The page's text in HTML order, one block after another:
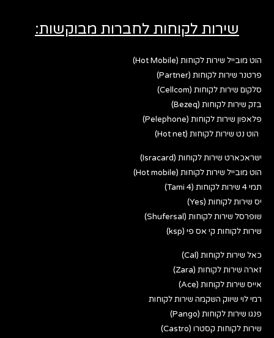
שירות לקוחות לחברות מבוקשות:
הוט מובייל שירות לקוחות (Hot Mobile)
פרטנר שירות לקוחות (Partner)
סלקום שירות לקוחות (Cellcom)
בזק שירות לקוחות (Bezeq)
פלאפון שירות לקוחות (Pelephone)
הוט נט שירות לקוחות (Hot net)
ישראכארט שירות לקוחות (Isracard)
הוט מובייל שירות לקוחות (Hot mobile)
תמי 4 שירות לקוחות (Tami 4)
יס שירות לקוחות (Yes)
שופרסל שירות לקוחות (Shufersal)
שירות לקוחות קי אס פי (ksp)
כאל שירות לקוחות (Cal)
זארה שירות לקוחות (Zara)
אייס שירות לקוחות (Ace)
רמי לוי שיווק השקמה שירות לקוחות
פנגו שירות לקוחות (Pango)
שירות לקוחות קסטרו (Castro)